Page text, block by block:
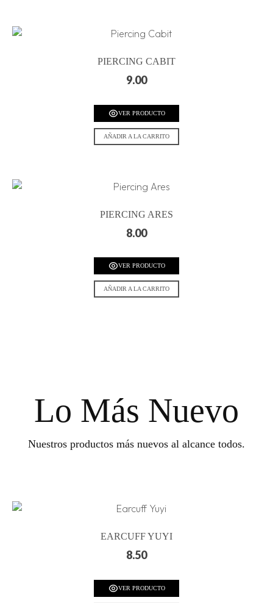
PIERCING CABIT
9.00
VER PRODUCTO
AÑADIR A LA CARRITO
PIERCING ARES
8.00
VER PRODUCTO
AÑADIR A LA CARRITO
Lo Más Nuevo
Nuestros productos más nuevos al alcance todos.
EARCUFF YUYI
8.50
VER PRODUCTO